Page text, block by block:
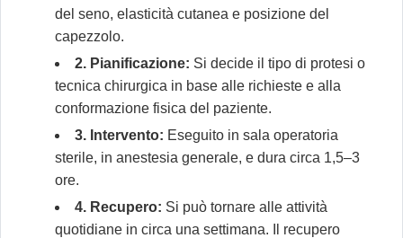
del seno, elasticità cutanea e posizione del
capezzolo.
2. Pianificazione: Si decide il tipo di protesi o
tecnica chirurgica in base alle richieste e alla
conformazione fisica del paziente.
3. Intervento: Eseguito in sala operatoria
sterile, in anestesia generale, e dura circa 1,5–3
ore.
4. Recupero: Si può tornare alle attività
quotidiane in circa una settimana. Il recupero